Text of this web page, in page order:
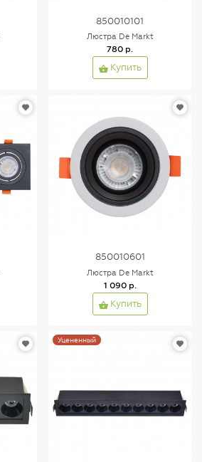
850010101
Люстра De Markt
780 р.
Купить
850010601
Люстра De Markt
1 090 р.
Купить
Уцененный